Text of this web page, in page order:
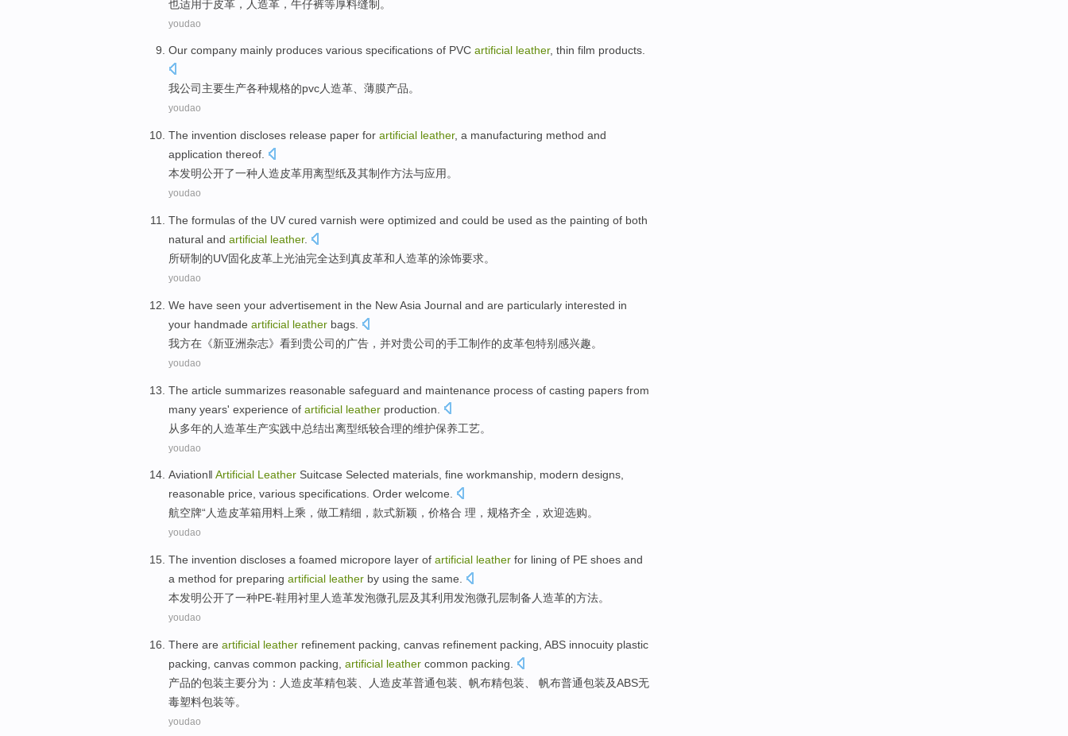
也适用于皮革 ， 人造革 ， 牛仔裤等厚料缝制。
youdao
Our company mainly produces various specifications of PVC artificial leather, thin film products.
我公司 主要生产各种规格的pvc人造革、 薄膜产品。
youdao
The invention discloses release paper for artificial leather, a manufacturing method and
application thereof
本发明公开了一种人造皮革用离型纸及其制作方法与应用。
youdao
The formulas of the UV cured varnish were optimized and could be used as the painting of both
natural and artificial leather.
所研制 的UV固化皮革上光油完全达到真皮革和 人造革的涂饰要求。
youdao
We have seen your advertisement in the NewAsia Journal and are particularly interested in
your handmade artificial leather bags
我方在 《新亚洲杂志》 看到贵公司的广告 ， 并对贵公司的手工制作的皮革包特别 感兴趣。
youdao
The article summarizes reasonable safeguard and maintenance process of casting papers from
many years' experience of artificial leather production
从多年的 人造革生产实践中总结出离型纸较合理的维护保养工艺。
youdao
Aviation‖ Artificial Leather Suitcase Selected materials, fine workmanship, modern designs,
reasonable price, various specifications. Order welcome.
航空牌“人造皮革箱用料上乘，做工精细 ， 款式新颖， 价格合 理，规格齐全 ，欢迎选购。
youdao
The invention discloses a foamed micropore layer of artificial leather for lining of PE shoes and
a method for preparing artificial leather by using the same.
本发明公开了一种PE-鞋用衬里 人造革发泡微孔层及其利用发泡微孔层制备 人造革的方法。
youdao
There are artificial leather refinement packing canvas refinement packing, ABS innocuity plastic
packing, canvas common packing, artificial leather common packing.
产品的包装主要分为： 人造皮革精包装、人造皮革普通包装、 帆布精包装、 帆布普通包装及ABS无
毒塑料包装等。
youdao